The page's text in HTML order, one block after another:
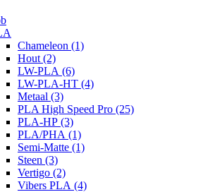
Chameleon (1)
Hout (2)
LW-PLA (6)
LW-PLA-HT (4)
Metaal (3)
PLA High Speed Pro (25)
PLA-HP (3)
PLA/PHA (1)
Semi-Matte (1)
Steen (3)
Vertigo (2)
Vibers PLA (4)